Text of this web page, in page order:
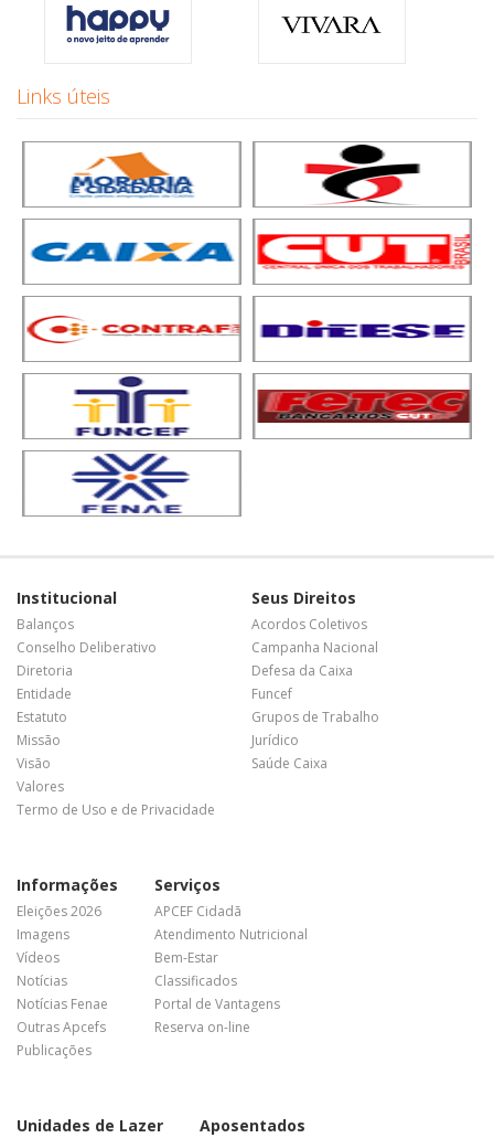
Links úteis
Institucional
Balanços
Conselho Deliberativo
Diretoria
Entidade
Estatuto
Missão
Visão
Valores
Termo de Uso e de Privacidade
Seus Direitos
Acordos Coletivos
Campanha Nacional
Defesa da Caixa
Funcef
Grupos de Trabalho
Jurídico
Saúde Caixa
Informações
Eleições 2026
Imagens
Vídeos
Notícias
Notícias Fenae
Outras Apcefs
Publicações
Serviços
APCEF Cidadã
Atendimento Nutricional
Bem-Estar
Classificados
Portal de Vantagens
Reserva on-line
Unidades de Lazer Aposentados